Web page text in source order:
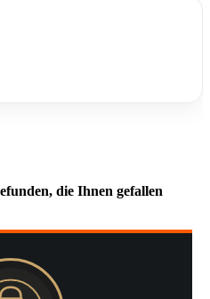
die Ihnen gefallen